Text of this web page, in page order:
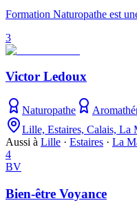
Formation Naturopathe est
3
Victor Ledoux
Naturopathe
Lille, Estaires, Calais, La
Aussi à Lille · Estaires · La
4
BV
Bien-être Voyance